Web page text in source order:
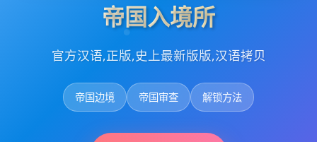
帝国入境所
官方汉语,正版,史上最新版版,汉语拷贝
帝国边境 帝国审查 解锁方法